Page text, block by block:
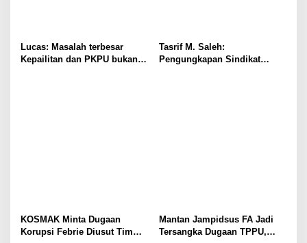
Lucas: Masalah terbesar
Kepailitan dan PKPU bukan
Tasrif M. Saleh:
Pengungkapan Sindikat
KOSMAK Minta Dugaan
Korupsi Febrie Diusut Tim
Mantan Jampidsus FA Jadi
Tersangka Dugaan TPPU,